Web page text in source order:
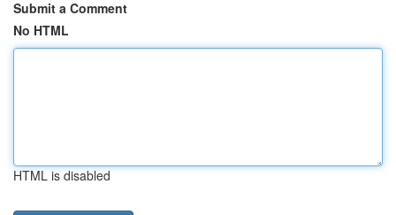
Submit a Comment
No HTML
HTML is disabled